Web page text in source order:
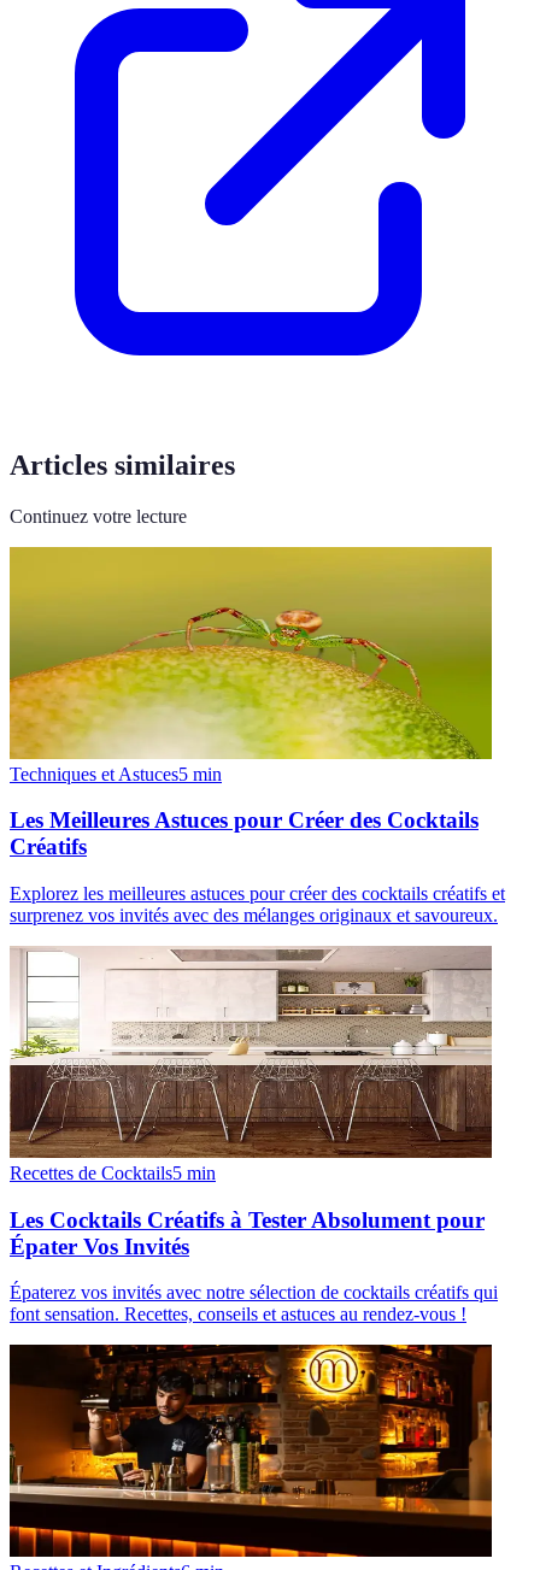
Articles similaires
Continuez votre lecture
Techniques et Astuces5 min
Les Meilleures Astuces pour Créer des Cocktails
Créatifs
Explorez les meilleures astuces pour créer des cocktails créatifs et
surprenez vos invités avec des mélanges originaux et savoureux.
Recettes de Cocktails5 min
Les Cocktails Créatifs à Tester Absolument pour
Épater Vos Invités
Épaterez vos invités avec notre sélection de cocktails créatifs qui
font sensation. Recettes, conseils et astuces au rendez-vous !